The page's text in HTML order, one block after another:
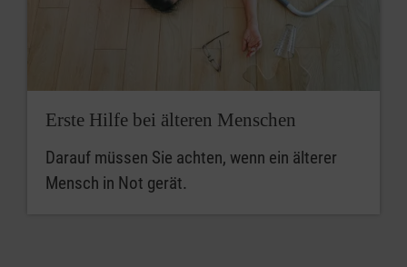
Erste Hilfe bei älteren Menschen
Darauf müssen Sie achten, wenn ein älterer
Mensch in Not gerät.